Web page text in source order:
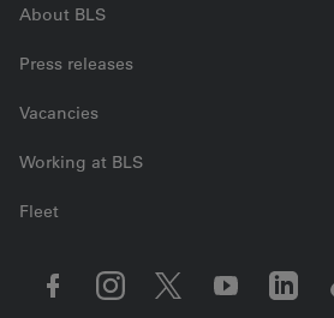
About BLS
Press releases
Vacancies
Working at BLS
Fleet